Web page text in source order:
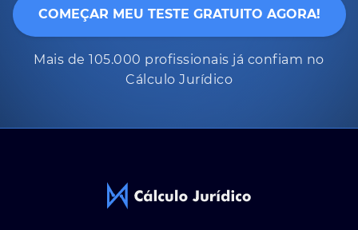
COMEÇAR MEU TESTE GRATUITO AGORA!
Mais de 105.000 profissionais já confiam no
Cálculo Jurídico